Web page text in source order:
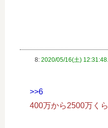
8: 2020/05/16(土)
>>6
400万から2500万く